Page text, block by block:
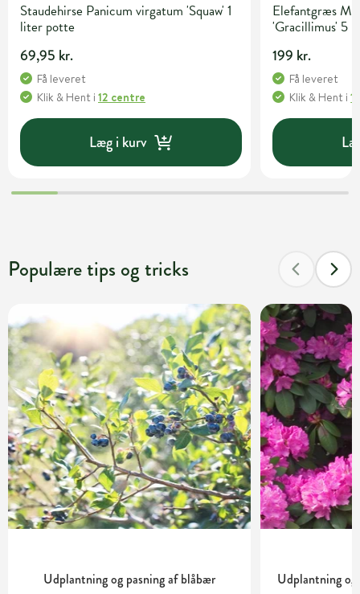
Staudehirse Panicum virgatum 'Squaw' 1
liter potte
69,95 kr.
Få leveret
Klik & Hent i 12 centre
Læg i kurv
Elefantgræs
'Gracillimus' 5
199 kr.
Få leveret
Klik & Hent i
Populære tips og tricks
Udplantning og pasning af blåbær Udplantning